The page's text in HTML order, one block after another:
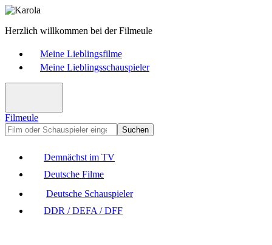
Herzlich willkommen bei der Filmeule
Meine Lieblingsfilme
Meine Lieblingsschauspieler
Filmeule
Suchen
Demnächst im TV
Deutsche Filme
Deutsche Schauspieler
DDR / DEFA / DFF